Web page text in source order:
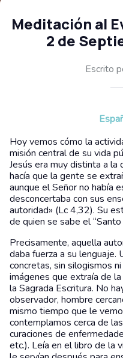
Meditación al
2 de
Escrito
Hoy vemos cómo la
misión central de su vida
Jesús era muy distinta a
hacía que la gente se
aunque el Señor no había
desconcertaba con sus
autoridad» (Lc 4,32). Su
de quien se sabe el “Santo
Precisamente, aquella
daba fuerza a su lenguaje.
concretas, sin silogismos
imágenes que extraía de
la Sagrada Escritura. No
observador, hombre
mismo tiempo que le
contemplamos cerca de
curaciones de
etc.). Leía en el libro de la